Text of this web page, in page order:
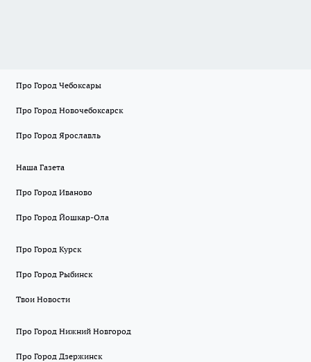
Про Город Чебоксары
Про Город Новочебоксарск
Про Город Ярославль
Наша Газета
Про Город Иваново
Про Город Йошкар-Ола
Про Город Курск
Про Город Рыбинск
Твои Новости
Про Город Нижний Новгород
Про Город Дзержинск